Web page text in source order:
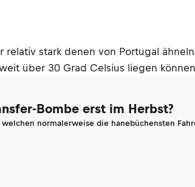
stark denen von Portugal
über 30 Grad Celsius liegen
Bombe erst im Herbst?
normalerweise die hanebüchensten